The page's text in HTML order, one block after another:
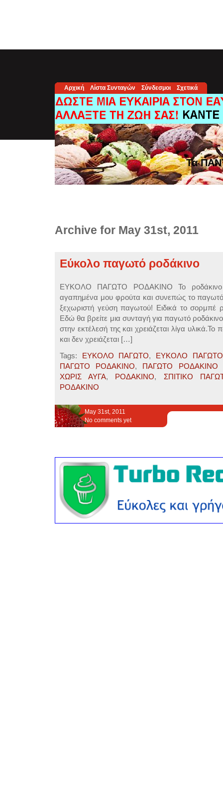
Αρχική Λίστα Συνταγών Σύνδεσμοι Σχετικά
Τα
Archive for May 31st, 2011
Εύκολο παγωτό ροδάκινο
ΕΥΚΟΛΟ ΠΑΓΩΤΟ ΡΟΔΑΚΙΝΟ Το ροδάκινο
αγαπημένα μου φρούτα και συνεπώς το παγωτό
ξεχωριστή γεύση παγωτού! Ειδικά το σορμπέ
Εδώ θα βρείτε μια συνταγή για παγωτό
στην εκτέλεσή της και χρειάζεται λίγα υλικά.Το
και δεν χρειάζεται […]
Tags: ΕΥΚΟΛΟ ΠΑΓΩΤΟ, ΕΥΚΟΛΟ
ΠΑΓΩΤΟ ΡΟΔΑΚΙΝΟ, ΠΑΓΩΤΟ ΡΟΔΑΚΙΝΟ
ΧΩΡΙΣ ΑΥΓΑ, ΡΟΔΑΚΙΝΟ, ΣΠΙΤΙΚΟ
ΡΟΔΑΚΙΝΟ
May 31st, 2011
No comments yet